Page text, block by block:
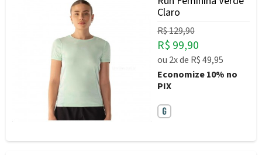
Claro
R$ 129,90
R$ 99,90
ou 2xde R$ 49,95
Economize10% no
PIX